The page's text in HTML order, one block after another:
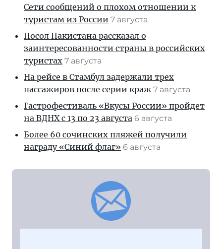
Сети сообщений о плохом отношении к
туристам из России 7 августа
Посол Пакистана рассказал о
заинтересованности страны в российских
туристах 7 августа
На рейсе в Стамбул задержали трех
пассажиров после серии краж 7 августа
Гастрофестиваль «Вкусы России» пройдет
на ВДНХ с 13 по 23 августа 6 августа
Более 60 сочинских пляжей получили
награду «Синий флаг» 6 августа